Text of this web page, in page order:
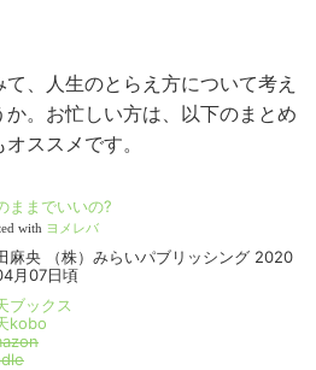
、人生のとらえ方について考え
。お忙しい方は、以下のまとめ
ススメです。
ままでいいの?
with ヨメレバ
麻央 （株）みらいパブリッシング 2020
月07日頃
ブックス
kobo